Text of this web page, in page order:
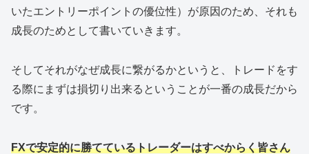
いたエントリーポイントの優位性）が原因のため、それも
成長のためとして書いていきます。
そしてそれがなぜ成長に繋がるかというと、トレードをす
る際にまずは損切り出来るということが一番の成長だから
です。
FXで安定的に勝てているトレーダーはすべからく皆さん